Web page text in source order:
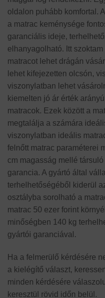
oldalon puhább komfortal.
a matrac keménysége
garanciális ideje,
elhanyagolható. Itt
matracot lehet drágán
lehet kifejezetten olcsón,
viszonylatban lehet
kiemelten jó ár érték
matracok. Ezek között a
megtalálja a számára
viszonylatban ideális
felnőtt matrac paraméterei
cm magasság mellé
garancia. A gyártó által
terhelhetőségéből kiderül
osztályba sorolható a
matrac 50 ezer forint
minőségben 140 kg
gyártói garanciával.
Ha a felmerülő kérdésére
a kielégítő választ,
minden kérdésére
keresztül rövid időn belül.